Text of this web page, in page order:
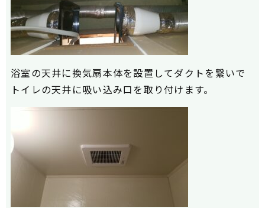
浴室の天井に換気扇本体を設置してダクトを繋いで
トイレの天井に吸い込み口を取り付けます。